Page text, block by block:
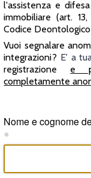
l'assistenza e
immobiliare (art.
Codice
Vuoi segnalare
integrazioni? E' a
registrazione e
completamente
Nome e cognome
●